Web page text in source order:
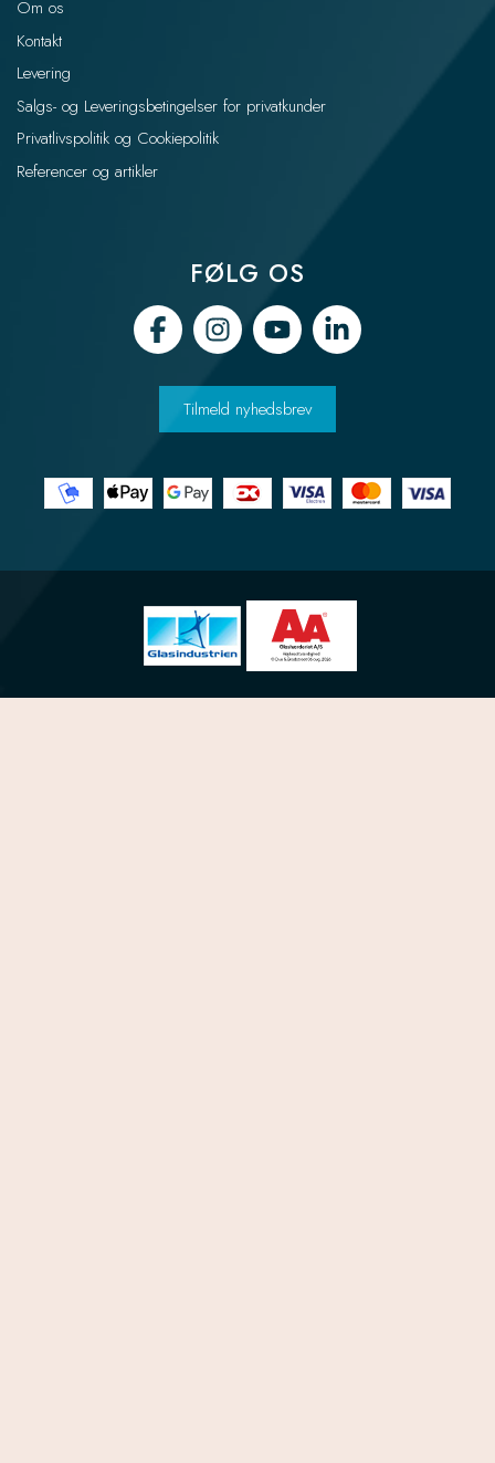
Om os
Kontakt
Levering
Salgs- og Leveringsbetingelser for privatkunder
Privatlivspolitik og Cookiepolitik
Referencer og artikler
FØLG OS
Tilmeld nyhedsbrev